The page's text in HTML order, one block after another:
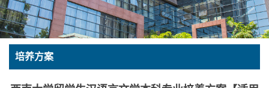
培养方案